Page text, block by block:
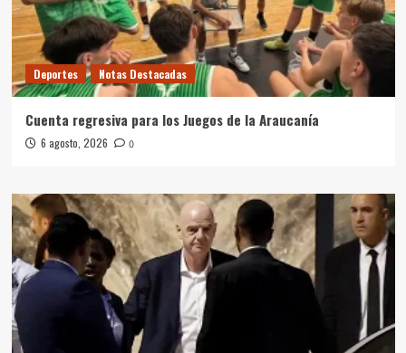
Deportes Notas Destacadas
Cuenta regresiva para los Juegos de la Araucanía
6 agosto, 2026 0